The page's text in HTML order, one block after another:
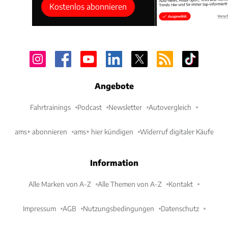
Als dritter Volumenhersteller nach Stellantis und VW
schafft es auch Renault auf dem italienischen Markt
abzuschließen. So steht in der Bilanz die Gruppe
chinesischen Hersteller: DR Motor schaffte es 2023
Kostenlos abonnieren
Angebote
Fahrtrainings Podcast Newsletter Autovergleich
ams+ abonnieren ams+ hier kündigen Widerruf digitaler Käufe
Information
Alle Marken von A-Z Alle Themen von A-Z Kontakt
Impressum AGB Nutzungsbedingungen Datenschutz